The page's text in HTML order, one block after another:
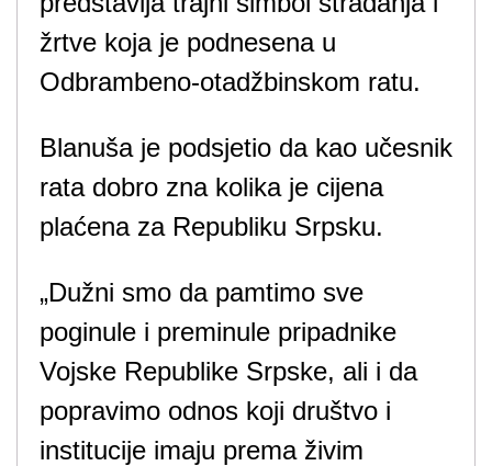
žrtve koja je podnesena u
Odbrambeno-otadžbinskom ratu.
Blanuša je podsjetio da kao učesnik
rata dobro zna kolika je cijena
plaćena za Republiku Srpsku.
„Dužni smo da pamtimo sve
poginule i preminule pripadnike
Vojske Republike Srpske, ali i da
popravimo odnos koji društvo i
institucije imaju prema živim